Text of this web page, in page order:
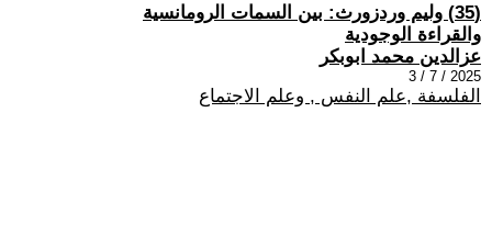
(35) وليم وردزورث: بين السمات الرومانسية
والقراءة الوجودية
عزالدين محمد ابوبكر
2025 / 7 / 3
الفلسفة ,علم النفس , وعلم الاجتماع